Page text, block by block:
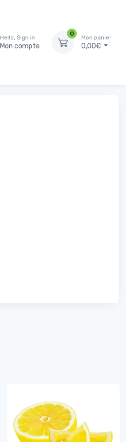
Hello, Sign in
Mon compte
0
Mon panier
0,00€